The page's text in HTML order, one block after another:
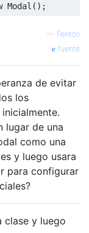
Modal ();
— Fenton
fuente
de evitar
los
lugar de una
como una
y luego usara
para configurar
clase y luego